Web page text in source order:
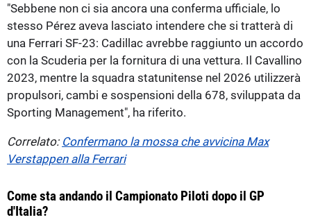
"Sebbene non ci sia ancora una conferma ufficiale, lo
stesso Pérez aveva lasciato intendere che si tratterà di
una Ferrari SF-23: Cadillac avrebbe raggiunto un accordo
con la Scuderia per la fornitura di una vettura. Il Cavallino
2023, mentre la squadra statunitense nel 2026 utilizzerà
propulsori, cambi e sospensioni della 678, sviluppata da
Sporting Management", ha riferito.
Correlato: Confermano la mossa che avvicina Max
Verstappen alla Ferrari
Come sta andando il Campionato Piloti dopo il GP
d'Italia?